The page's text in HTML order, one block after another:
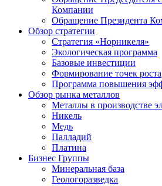
Компании
Обращение Президента
Обзор стратегии
Стратегия «Норникеля»
Экологическая программа
Базовые инвестиции
Формирование точек роста
Программа повышения
Обзор рынка металлов
Металлы в производстве
Никель
Медь
Палладий
Платина
Бизнес Группы
Минеральная база
Геологоразведка